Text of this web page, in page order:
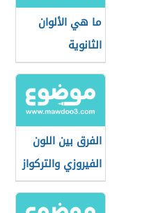
ما هي الألوان
الثانوية
الفرق بين اللون
الفيروزي والتركواز